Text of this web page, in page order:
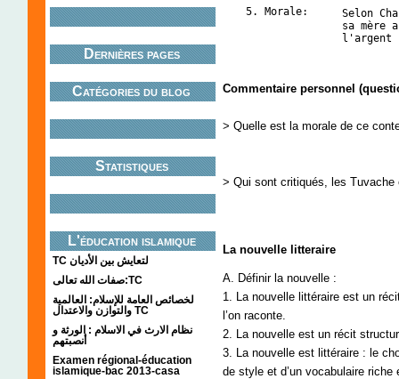
Dernières pages
Catégories du blog
Statistiques
L'éducation islamique
TC لتعايش بين الأديان
صفات الله تعالى:TC
لخصائص العامة للإسلام: العالمية
والتوازن والاعتدال TC
نظام الارث في الاسلام : الورثة و
أنصبتهم
Examen régional-éducation
islamique-bac 2013-casa
5. Morale:
Selon
sa mère
l'argent
Commentaire personnel
> Quelle est la morale de ce
> Qui sont critiqués, les Tuvache
La nouvelle litteraire
A. Définir la nouvelle :
1. La nouvelle littéraire est un
l’on raconte.
2. La nouvelle est un récit
3. La nouvelle est littéraire : le
de style et d’un vocabulaire